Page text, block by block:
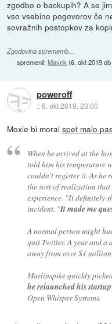
zgodbo o backupih? A se
vso vsebino pogovorov če
sovražnih postopkov za
Zgodovina sprememb…
spremenil:Mavrik(6. okt 2019
poweroff
::6. okt 2019, 23:00
Moxie bi moralspet malo
When he arrived at the
told him his temperature
couldn't register it. As he
the sort of realization that
experience. "It definitely
incident. "It made me
A normal person might
quit Twitter. A year and a
away from over $1
Marlinspike quickly
he relaunched his
Open Whisper Systems.